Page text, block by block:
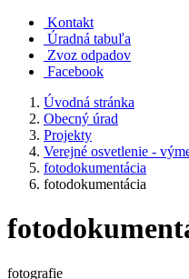
Kontakt
Úradná tabuľa
Zvoz odpadov
Facebook
Úvodná stránka
Obecný úrad
Projekty
Verejné osvetlenie -
fotodokumentácia
fotodokumentácia
fotografie